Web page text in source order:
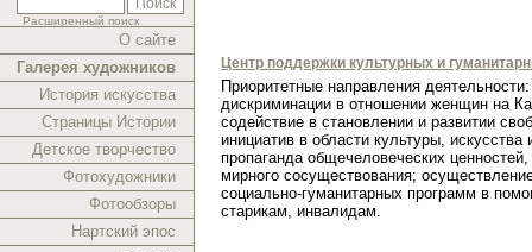
Расширенный поиск
О сайте
Галерея художников
История искусства
Страницы Истории
Детское творчество
Фотохудожники
Фотообзоры
Нартский эпос
Центр поддержки культурных и
Приоритетные направления
дискриминации в отношении женщин на
содействие в становлении и развитии
инициатив в области культуры, искусства
пропаганда общечеловеческих
мирного сосуществования;
социально-гуманитарных программ в
старикам, инвалидам.